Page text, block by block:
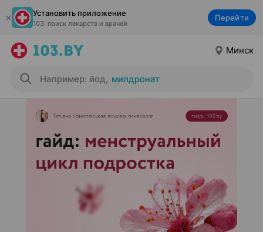
Установить приложение
103: поиск лекарств и врачей
Перейти
Минск
Например: йод, милдронат